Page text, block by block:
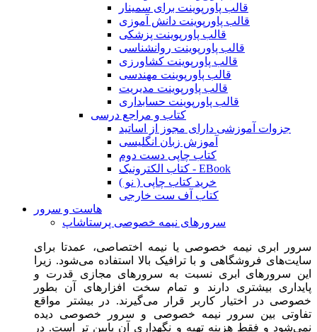
قالب پاورپوینت برای سمینار
قالب پاورپوینت دانش آموزی
قالب پاورپوینت پزشکی
قالب پاورپوینت روانشناسی
قالب پاورپوینت کشاورزی
قالب پاورپوینت مهندسی
قالب پاورپوینت مدیریت
قالب پاورپوینت حسابداری
کتاب و مراجع درسی
جزوات آموزشی دارای مجوز از اساتید
آموزش زبان انگلیسی
کتاب چاپی دست دوم
کتاب الکترونیک - EBook
خرید کتاب چاپی ( نو )
کتاب آف ست خارجی
هاست و سرور
سرورهای نیمه خصوصی پرستاشاپ
سرور ابری نیمه خصوصی یا نیمه اختصاصی، عمدتا برای
سایت‌های فروشگاهی و با ترافیک بالا استفاده می‌شود. زیرا
این سرورهای ابری نسبت به سرورهای مجازی قدرت و
پایداری بیشتری دارند و تمام سخت افزارهای آن بطور
خصوصی در اختیار کاربر قرار می‌گیرند. در بیشتر مواقع
تفاوتی بین سرور نیمه خصوصی و سرور خصوصی دیده
نمی‌شود و فقط هزینه تهیه و نگهداری آن پایین تر است. در